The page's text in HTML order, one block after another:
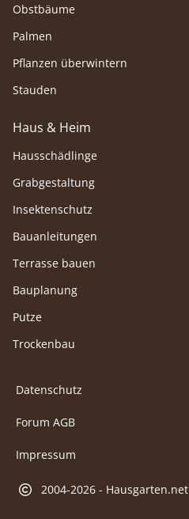
Obstbäume
Palmen
Pflanzen überwintern
Stauden
Haus & Heim
Hausschädlinge
Grabgestaltung
Insektenschutz
Bauanleitungen
Terrasse bauen
Bauplanung
Putze
Trockenbau
Datenschutz
Forum AGB
Impressum
2004-2026 - Hausgarten.net